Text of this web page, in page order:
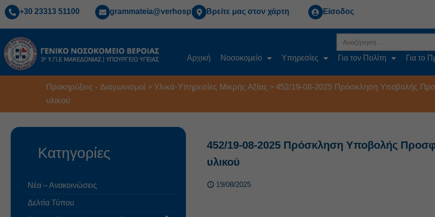
+30 23313 51100 grammateia@verhospi.gr Βρείτε μας στον χάρτη Είσοδος
for:
Αρχική Νοσοκομείο Υπηρεσίες Για τον Πολίτη Για το
Προκηρύξεις - Διαγωνισμοί > Υλικά-Υπηρεσίες Μικρής Αξίας > 452/19-08-2025 Πρόσκληση Υποβολής
υλικού
452/19-08-2025 Πρόσκληση Υποβολής
υλικού
19/08/2025
Κατηγορίες
Νέα – Ανακοινώσεις
Δελτία Τύπου